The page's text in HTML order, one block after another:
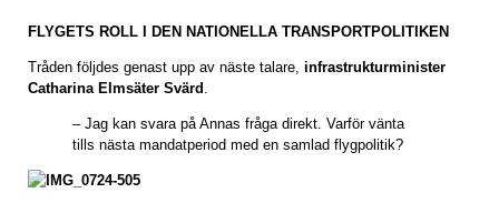
FLYGETS ROLL I DEN NATIONELLA TRANSPORTPOLITIKEN
Tråden följdes genast upp av näste talare, infrastrukturminister
Catharina Elmsäter Svärd .
– Jag kan svara på Annas fråga direkt. Varför vänta
tills nästa mandatperiod med en samlad flygpolitik?